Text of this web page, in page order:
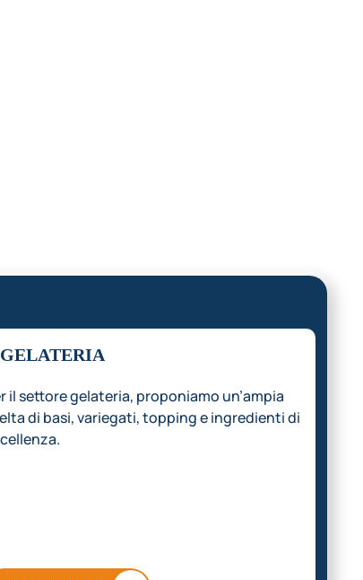
GELATERIA
il settore gelateria, proponiamo un’ampia
di basi, variegati, topping e ingredienti di